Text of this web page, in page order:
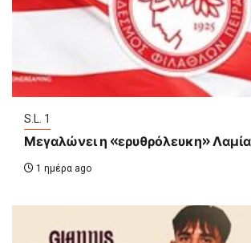
S.L. 1
Μεγαλώνει η «ερυθρόλευκη» Λαμία
1 ημέρα ago